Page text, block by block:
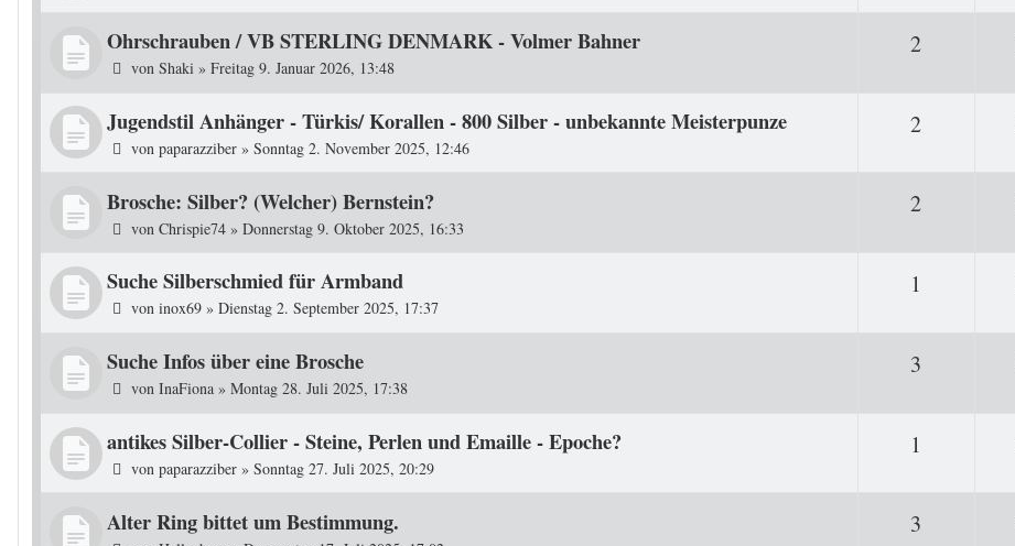
Ohrschrauben / VB STERLING DENMARK - Volmer Bahner
von Shaki » Freitag 9. Januar 2026, 13:48
2Antworten
Jugendstil Anhänger - Türkis/ Korallen - 800 Silber - unbekannte Meisterpunze
von paparazziber » Sonntag 2. November 2025, 12:46
2Antworten
Brosche: Silber? (Welcher) Bernstein?
von Chrispie74 » Donnerstag 9. Oktober 2025, 16:33
2Antworten
Suche Silberschmied für Armband
von inox69 » Dienstag 2. September 2025, 17:37
1
Suche Infos über eine Brosche
von InaFiona » Montag 28. Juli 2025, 17:38
3
antikes Silber-Collier - Steine, Perlen und Emaille - Epoche?
von paparazziber » Sonntag 27. Juli 2025, 20:29
1
Alter Ring bittet um Bestimmung. 3